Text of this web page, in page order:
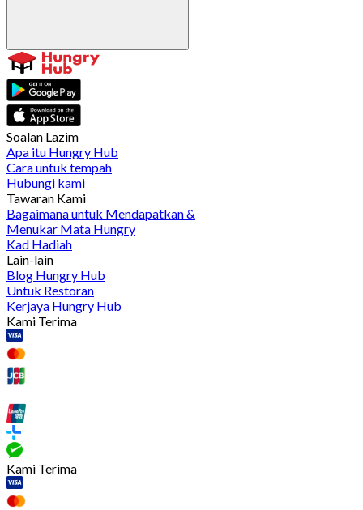
Soalan Lazim
Apa itu Hungry Hub
Cara untuk tempah
Hubungi kami
Tawaran Kami
Bagaimana untuk Mendapatkan &
Menukar Mata Hungry
Kad Hadiah
Lain-lain
Blog Hungry Hub
Untuk Restoran
Kerjaya Hungry Hub
Kami Terima
Kami Terima